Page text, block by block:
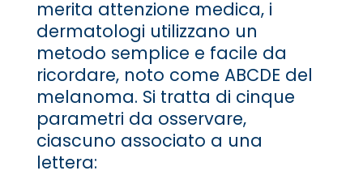
merita attenzione medica, i
dermatologi utilizzano un
metodo semplice e facile da
ricordare, noto come ABCDE del
melanoma. Si tratta di cinque
parametri da osservare,
ciascuno associato a una
lettera: